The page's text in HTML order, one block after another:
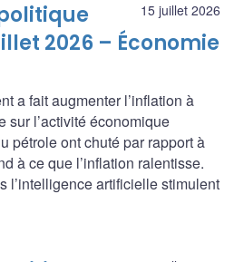
15 juillet 2026
2026 – Économie
a fait augmenter l’inflation à
sur l’activité économique
pétrole ont chuté par rapport à
à ce que l’inflation ralentisse.
l’intelligence artificielle stimulent